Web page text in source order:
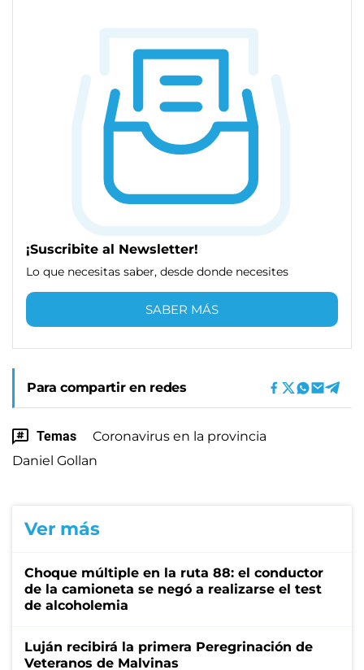
¡Suscribite al Newsletter!
Lo que necesitas saber, desde donde necesites
SABER MÁS
Para compartir en redes
Temas
Coronavirus en la provincia
Daniel Gollan
Ver más
Choque múltiple en la ruta 88: el conductor
de la camioneta se negó a realizarse el test
de alcoholemia
Luján recibirá la primera Peregrinación de
Veteranos de Malvinas